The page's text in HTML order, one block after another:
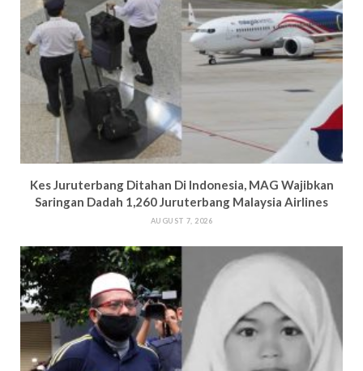
Kes Juruterbang Ditahan Di Indonesia, MAG Wajibkan
Saringan Dadah 1,260 Juruterbang Malaysia Airlines
AUGUST 7, 2026